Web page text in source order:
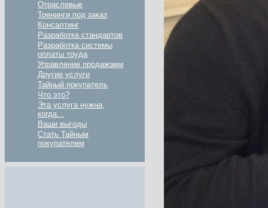
Отраслевые
Тренинги под заказ
Консалтинг
Разработка стандартов
Разработка системы
оплаты труда
Управление продажами
Другие услуги
Тайный покупатель
Что это?
Эта услуга нужна,
когда...
Ваши выгоды
Стать Тайным
покупателем